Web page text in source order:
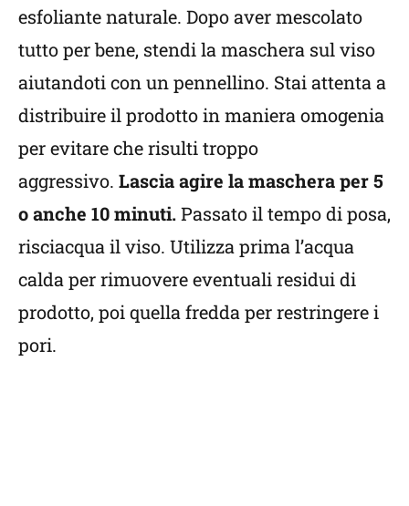
esfoliante naturale. Dopo aver mescolato
tutto per bene, stendi la maschera sul viso
aiutandoti con un pennellino. Stai attenta a
distribuire il prodotto in maniera omogenia
per evitare che risulti troppo
aggressivo. Lascia agire la maschera per 5
o anche 10 minuti.Passato il tempo di posa,
risciacqua il viso. Utilizza prima l’acqua
calda per rimuovere eventuali residui di
prodotto, poi quella fredda per restringere i
pori.